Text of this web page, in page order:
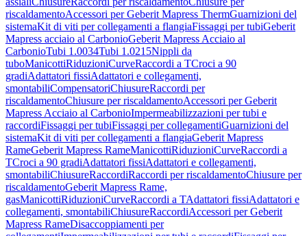
riscaldamentoAccessori per Geberit Mapress ThermGuarnizioni del
sistemaKit di viti per collegamenti a flangiaFissaggi per tubiGeberit
Mapress acciaio al CarbonioGeberit Mapress Acciaio al
CarbonioTubi 1.0034Tubi 1.0215Nippli da
tuboManicottiRiduzioniCurveRaccordi a TCroci a 90
gradiAdattatori fissiAdattatori e collegamenti,
smontabiliCompensatoriChiusureRaccordi per
riscaldamentoChiusure per riscaldamentoAccessori per Geberit
Mapress Acciaio al CarbonioImpermeabilizzazioni per tubi e
raccordiFissaggi per tubiFissaggi per collegamentiGuarnizioni del
sistemaKit di viti per collegamenti a flangiaGeberit Mapress
RameGeberit Mapress RameManicottiRiduzioniCurveRaccordi a
TCroci a 90 gradiAdattatori fissiAdattatori e collegamenti,
smontabiliChiusureRaccordiRaccordi per riscaldamentoChiusure per
riscaldamentoGeberit Mapress Rame,
gasManicottiRiduzioniCurveRaccordi a TAdattatori fissiAdattatori e
collegamenti, smontabiliChiusureRaccordiAccessori per Geberit
Mapress RameDisaccoppiamenti per